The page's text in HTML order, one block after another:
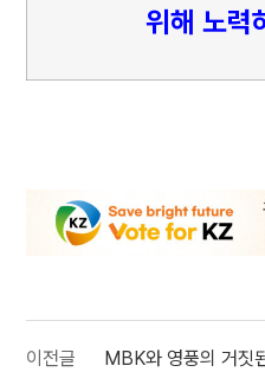
위해 노력
이전글
MBK와 영풍의 거짓